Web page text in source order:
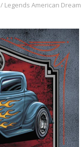
/ Legends American Dream